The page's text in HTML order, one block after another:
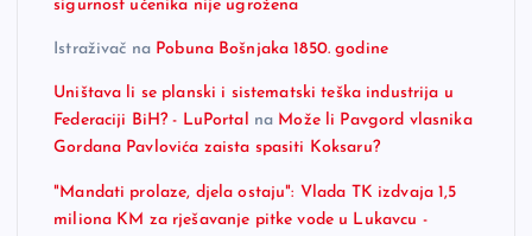
sigurnost učenika nije ugrožena
Istraživač na Pobuna Bošnjaka 1850. godine
Uništava li se planski i sistematski teška industrija u
Federaciji BiH? - LuPortal na Može li Pavgord vlasnika
Gordana Pavlovića zaista spasiti Koksaru?
"Mandati prolaze, djela ostaju": Vlada TK izdvaja 1,5
miliona KM za rješavanje pitke vode u Lukavcu -